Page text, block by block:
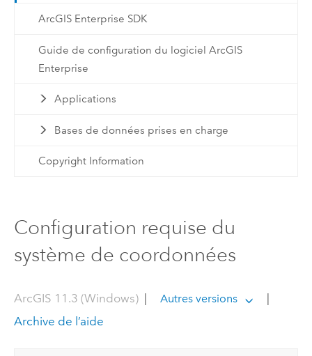
ArcGIS Enterprise SDK
Guide de configuration du logiciel ArcGIS
Enterprise
Applications
Bases de données prises en charge
Copyright Information
Configuration requise du
système de coordonnées
ArcGIS 11.3 (Windows)| Autres versions
Archive de l’aide